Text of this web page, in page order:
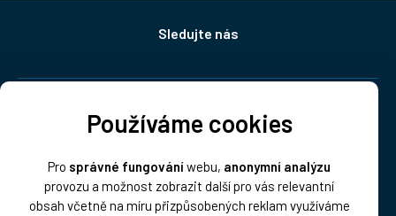
Používáme cookies
Pro správné fungováníwebu, anonymní analýzu
provozu a možnost zobrazit další pro vás relevantní
obsah včetně na míru přizpůsobených reklam využíváme
Sledujte nás